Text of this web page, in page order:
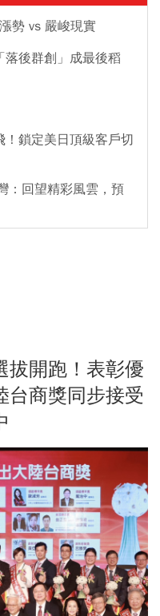
勢 vs 嚴峻現實
後群創」成最後稻
鎖定美日頂級客戶切
：回望精彩風雲，預
拔開跑！表彰優
台商獎同步接受